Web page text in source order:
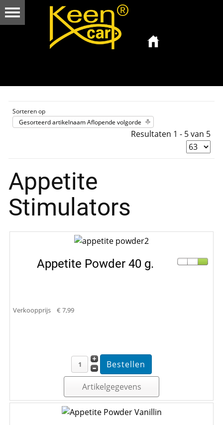
Sorteren op
Gesorteerd artikelnaam Aflopende volgorde
Resultaten 1 - 5 van 5
Appetite
Stimulators
Appetite Powder 40 g.
Verkoopprijs € 7,99
Artikelgegevens